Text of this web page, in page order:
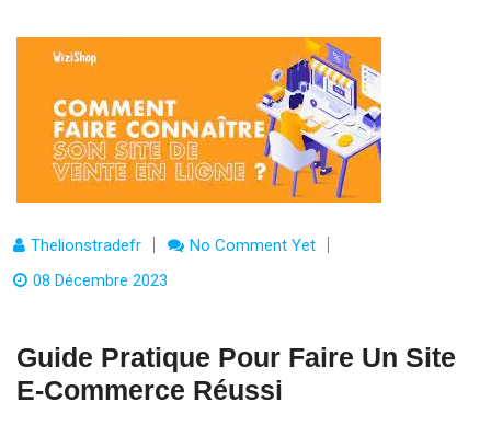
Thelionstradefr
No Comment Yet
08 Décembre 2023
Guide Pratique Pour Faire Un Site
E-Commerce Réussi